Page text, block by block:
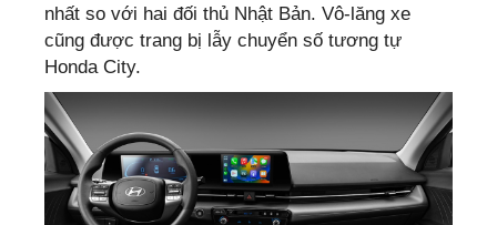
nhất so với hai đối thủ Nhật Bản. Vô-lăng xe
cũng được trang bị lẫy chuyển số tương tự
Honda City.